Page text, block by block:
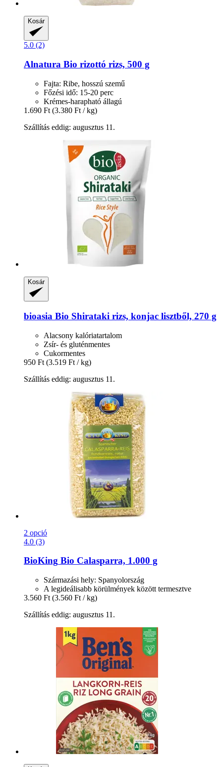
Kosár
5.0 (2)
Alnatura Bio rizottó rizs, 500 g
Fajta: Ribe, hosszú szemű
Főzési idő: 15-20 perc
Krémes-harapható állagú
1.690 Ft (3.380 Ft / kg)
Szállítás eddig: augusztus 11.
Kosár
bioasia Bio Shirataki rizs, konjac lisztből, 270 g
Alacsony kalóriatartalom
Zsír- és gluténmentes
Cukormentes
950 Ft (3.519 Ft / kg)
Szállítás eddig: augusztus 11.
2 opció
4.0 (3)
BioKing Bio Calasparra, 1.000 g
Származási hely: Spanyolország
A legideálisabb körülmények között termesztve
3.560 Ft (3.560 Ft / kg)
Szállítás eddig: augusztus 11.